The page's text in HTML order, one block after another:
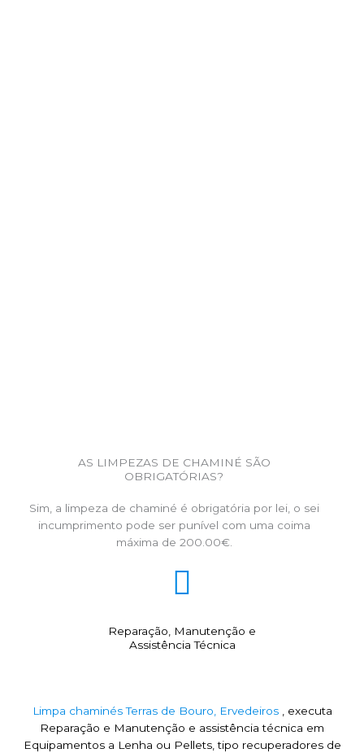
AS LIMPEZAS DE CHAMINÉ SÃO
OBRIGATÓRIAS?
Sim, a limpeza de chaminé é obrigatória por lei, o sei
incumprimento pode ser punível com uma coima
máxima de 200.00€.
Reparação, Manutenção e
Assistência Técnica
Limpa chaminés Terras de Bouro, Ervedeiros , executa
Reparação e Manutenção e assistência técnica em
Equipamentos a Lenha ou Pellets, tipo recuperadores de